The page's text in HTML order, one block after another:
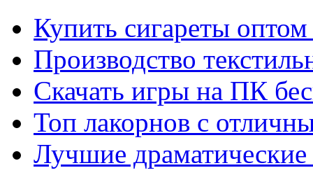
Купить сигареты
Производство
Скачать игры на ПК
Топ лакорнов с
Лучшие